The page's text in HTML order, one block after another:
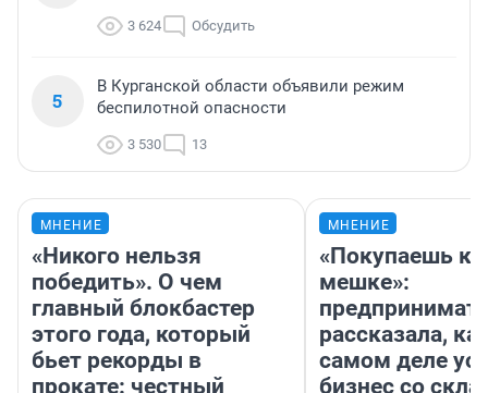
3 624 Обсудить
5
В Курганской области объявили режим
беспилотной опасности
3 530 13
МНЕНИЕ
«Никого нельзя
победить». О чем
главный блокбастер
этого года, который
бьет рекорды в
прокате: честный
МНЕНИЕ
«Покупаешь
мешке»:
рассказала,
самом деле
бизнес со